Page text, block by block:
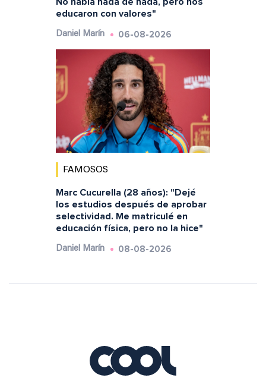
educaron con valores"
Daniel Marín 06-08-2026
FAMOSOS
Marc Cucurella (28 años): "Dejé
los estudios después de aprobar
selectividad. Me matriculé en
educación física, pero no la hice"
Daniel Marín 08-08-2026